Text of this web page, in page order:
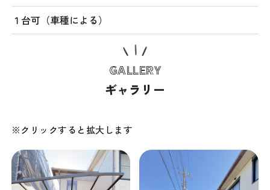
１台可（車種による）
GALLERY
ギャラリー
※クリックすると拡大します